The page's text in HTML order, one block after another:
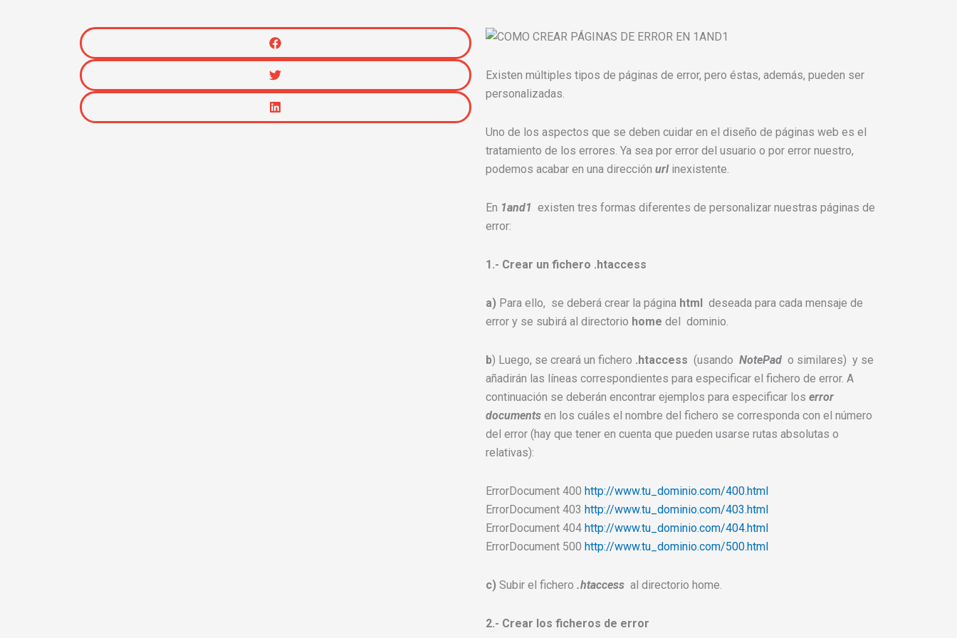
Existen múltiples tipos de páginas de error, pero éstas, además, pueden ser
personalizadas.
Uno de los aspectos que se deben cuidar en el diseño de páginas web es el
tratamiento de los errores. Ya sea por error del usuario o por error nuestro,
podemos acabar en una dirección urlinexistente.
En 1and1 existen tres formas diferentes de personalizar nuestras páginas de
error:
1.- Crear un fichero .htaccess
a) Para ello, se deberá crear la página html deseada para cada mensaje de
error y se subirá al directorio home del dominio.
b) Luego, se creará un fichero .htaccess (usando NotePad o similares) y se
añadirán las líneas correspondientes para especificar el fichero de error. A
continuación se deberán encontrar ejemplos para especificar los error
documents en los cuáles el nombre del fichero se corresponda con el número
del error (hay que tener en cuenta que pueden usarse rutas absolutas o
relativas):
ErrorDocument 400 http://www.tu_dominio.com/400.html
ErrorDocument 403 http://www.tu_dominio.com/403.html
ErrorDocument 404 http://www.tu_dominio.com/404.html
ErrorDocument 500 http://www.tu_dominio.com/500.html
c) Subir el fichero .htaccess al directorio home.
2.- Crear los ficheros de error